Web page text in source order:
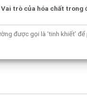
trò của hóa chất trong
được gọi là ‘tinh khiết’